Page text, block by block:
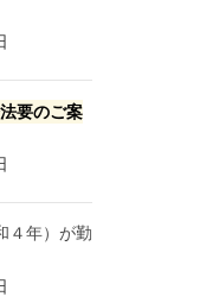
要のご案
４年）が勤